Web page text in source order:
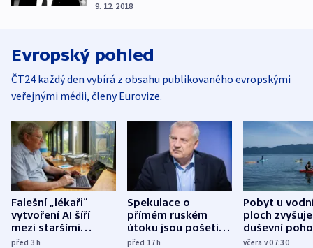
9. 12. 2018
Evropský pohled
ČT24 každý den vybírá z obsahu publikovaného evropskými
veřejnými médii, členy Eurovize.
Falešní „lékaři“
vytvoření AI šíří
mezi staršími
Poláky nebezpečné
před 3h
Spekulace o
přímém ruském
útoku jsou pošetilé,
míní estonský
před 17h
Pobyt u
ploch zvyšuje
duševní
ukázala
včera v 07:30